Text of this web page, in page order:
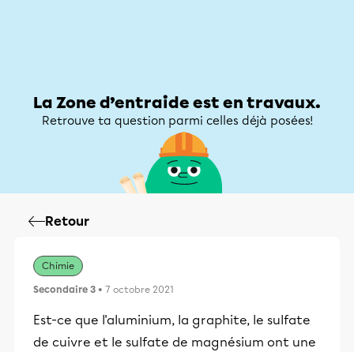
La Zone d’entraide est en travaux.
Retrouve ta question parmi celles déjà posées!
Retour
Chimie
Secondaire 3 • 7 octobre 2021
Est-ce que l'aluminium, la graphite, le sulfate
de cuivre et le sulfate de magnésium ont une